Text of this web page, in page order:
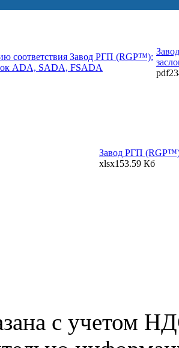
pdf
Завод РГП
xlsx153.59 Кб
с учетом